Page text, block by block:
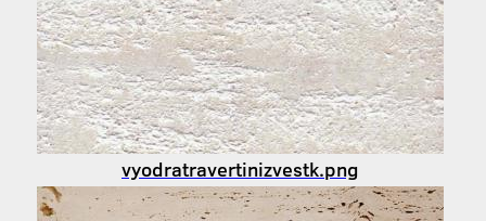
vyodratravertinizvestk.png